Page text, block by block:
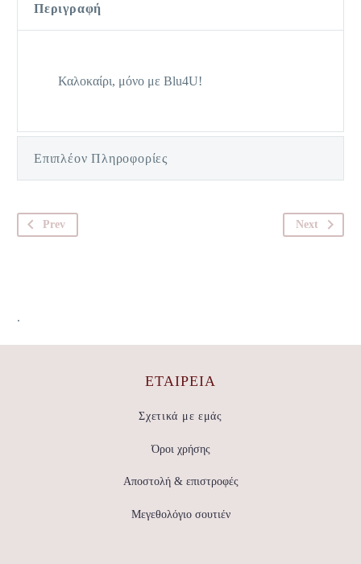
Περιγραφή
Καλοκαίρι, μόνο με Blu4U!
Επιπλέον Πληροφορίες
Prev Next
.
ΕΤΑΙΡΕΊΑ
Σχετικά με εμάς
Όροι χρήσης
Αποστολή & επιστροφές
Μεγεθολόγιο σουτιέν